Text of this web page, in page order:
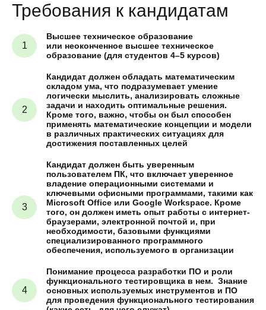
Требования к кандидатам
Высшее техническое образование
или неоконченное высшее техническое
образование (для студентов 4–5 курсов)
Кандидат должен обладать математическим
складом ума, что подразумевает умение
логически мыслить, анализировать сложные
задачи и находить оптимальные решения.
Кроме того, важно, чтобы он был способен
применять математические концепции и модели
в различных практических ситуациях для
достижения поставленных целей
Кандидат должен быть уверенным
пользователем ПК, что включает уверенное
владение операционными системами и
ключевыми офисными программами, такими как
Microsoft Office или Google Workspace. Кроме
того, он должен иметь опыт работы с интернет-
браузерами, электронной почтой и, при
необходимости, базовыми функциями
специализированного программного
обеспечения, используемого в организации
Понимание процесса разработки ПО и роли
функционального тестировщика в нем. Знание
основных используемых инструментов и ПО
для проведения функционального тестирования